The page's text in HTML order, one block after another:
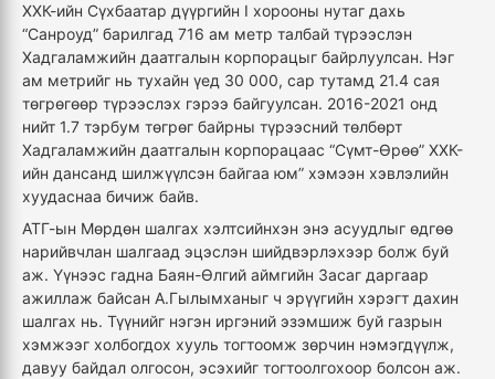
ХХК-ийн Сүхбаатар дүүргийн I хорооны нутаг дахь
“Санроуд” барилгад 716 ам метр талбай түрээслэн
Хадгаламжийн даатгалын корпорацыг байрлуулсан. Нэг
ам метрийг нь тухайн үед 30 000, сар тутамд 21.4 сая
төгрөгөөр түрээслэх гэрээ байгуулсан. 2016-2021 онд
нийт 1.7 тэрбум төгрөг байрны түрээсний төлбөрт
Хадгаламжийн даатгалын корпорацаас “Сүмт-Өрөө” ХХК-
ийн дансанд шилжүүлсэн байгаа юм” хэмээн хэвлэлийн
хуудаснаа бичиж байв.
АТГ-ын Мөрдөн шалгах хэлтсийнхэн энэ асуудлыг өдгөө
нарийвчлан шалгаад эцэслэн шийдвэрлэхээр болж буй
аж. Үүнээс гадна Баян-Өлгий аймгийн Засаг даргаар
ажиллаж байсан А.Гылымханыг ч эрүүгийн хэрэгт дахин
шалгах нь. Түүнийг нэгэн иргэний эзэмшиж буй газрын
хэмжээг холбогдох хууль тогтоомж зөрчин нэмэгдүүлж,
давуу байдал олгосон, эсэхийг тогтоолгохоор болсон аж.